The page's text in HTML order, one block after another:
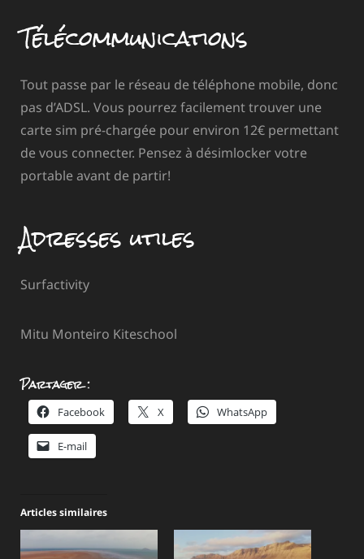
Télécommunications
Tout passe par le réseau de téléphone mobile, donc
pas d’ADSL. Vous pourrez facilement trouver une
carte sim pré-chargée pour environ 12€ permettant
de vous connecter. Pensez à désimlocker votre
portable avant de partir!
Adresses utiles
Surfactivity
Mitu Monteiro Kiteschool
Partager :
Facebook X WhatsApp
E-mail
Articles similaires